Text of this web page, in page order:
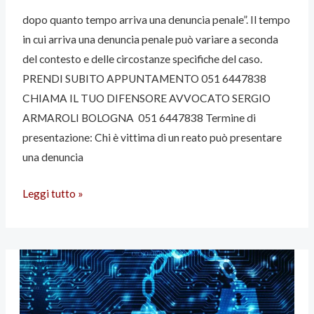
dopo quanto tempo arriva una denuncia penale”. Il tempo
in cui arriva una denuncia penale può variare a seconda
del contesto e delle circostanze specifiche del caso.
PRENDI SUBITO APPUNTAMENTO 051 6447838
CHIAMA IL TUO DIFENSORE AVVOCATO SERGIO
ARMAROLI BOLOGNA 051 6447838 Termine di
presentazione: Chi è vittima di un reato può presentare
una denuncia
Leggi tutto »